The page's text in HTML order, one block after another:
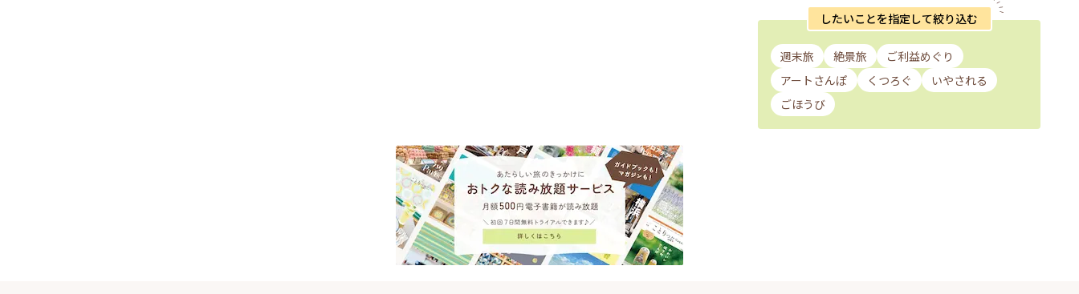
したいことを指定して絞り込む
週末旅 絶景旅
ご利益めぐり
アートさんぽ
くつろぐ
いやされる
ごほうび